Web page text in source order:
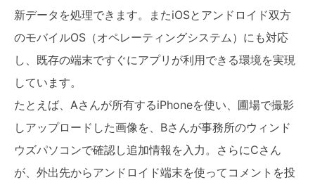
新データを処理できます。またiOSとアンドロイド双方
のモバイルOS（オペレーティングシステム）にも対応
し、既存の端末ですぐにアプリが利用できる環境を実現
しています。
たとえば、Aさんが所有するiPhoneを使い、圃場で撮影
しアップロードした画像を、Bさんが事務所のウィンド
ウズパソコンで確認し追加情報を入力。さらにCさん
が、外出先からアンドロイド端末を使ってコメントを投